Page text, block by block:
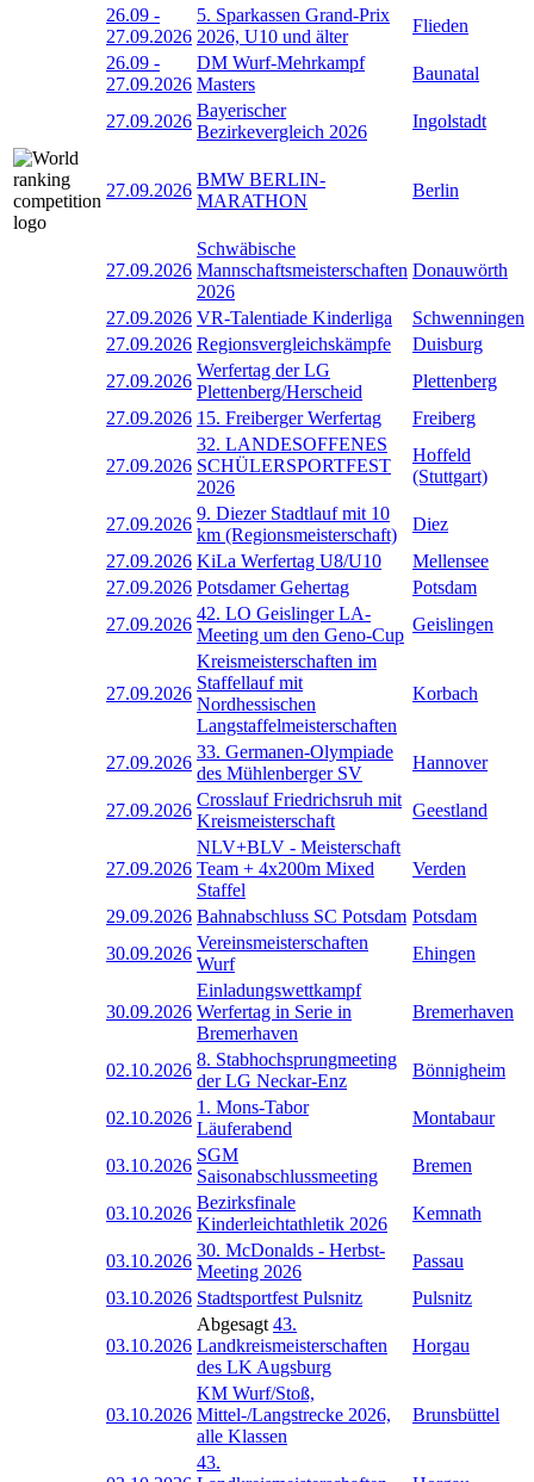
26.09 -
27.09.2026
5. Sparkassen Grand-Prix
2026, U10 und älter
Flieden
26.09 -
27.09.2026
DM Wurf-Mehrkampf
Masters
Baunatal
27.09.2026
Bayerischer
Bezirkevergleich 2026
Ingolstadt
27.09.2026
BMW BERLIN-
MARATHON
Berlin
27.09.2026
Schwäbische
Mannschaftsmeisterschaften
2026
Donauwörth
27.09.2026 VR-Talentiade Kinderliga
Schwenningen
27.09.2026 Regionsvergleichskämpfe
Duisburg
27.09.2026
Werfertag der LG
Plettenberg/Herscheid
Plettenberg
27.09.2026 15. Freiberger Werfertag Freiberg
27.09.2026
32. LANDESOFFENES
SCHÜLERSPORTFEST
2026
Hoffeld
(Stuttgart)
27.09.2026
9. Diezer Stadtlauf mit 10
km (Regionsmeisterschaft)
Diez
27.09.2026 KiLa Werfertag U8/U10
Mellensee
27.09.2026 Potsdamer Gehertag
Potsdam
27.09.2026
42. LO Geislinger LA-
Meeting um den Geno-Cup
Geislingen
27.09.2026
Kreismeisterschaften im
Staffellauf mit
Nordhessischen
Langstaffelmeisterschaften
Korbach
27.09.2026
33. Germanen-Olympiade
des Mühlenberger SV
Hannover
27.09.2026
Crosslauf Friedrichsruh mit
Kreismeisterschaft
Geestland
27.09.2026
NLV+BLV - Meisterschaft
Team + 4x200m Mixed
Staffel
Verden
29.09.2026 Bahnabschluss SC Potsdam Potsdam
30.09.2026
Vereinsmeisterschaften
Wurf
Ehingen
30.09.2026
Einladungswettkampf
Werfertag in Serie in
Bremerhaven
Bremerhaven
02.10.2026
8. Stabhochsprungmeeting
der LG Neckar-Enz
Bönnigheim
02.10.2026
1. Mons-Tabor
Läuferabend
Montabaur
03.10.2026
SGM
Saisonabschlussmeeting
Bremen
03.10.2026
Bezirksfinale
Kinderleichtathletik 2026
Kemnath
03.10.2026
30. McDonalds - Herbst-
Meeting 2026
Passau
03.10.2026 Stadtsportfest Pulsnitz Pulsnitz
03.10.2026
Abgesagt 43.
Landkreismeisterschaften
des LK Augsburg
Horgau
03.10.2026
KM Wurf/Stoß,
Mittel-/Langstrecke 2026,
alle Klassen
Brunsbüttel
43.